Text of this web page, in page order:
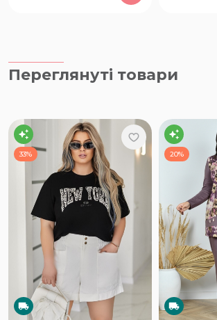
Переглянуті товари
33% 20%